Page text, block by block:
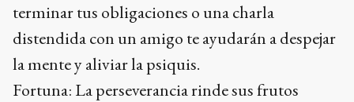
terminar tus obligaciones o una charla
distendida con un amigo te ayudarán a despejar
la mente y aliviar la psiquis.
Fortuna: La perseverancia rinde sus frutos